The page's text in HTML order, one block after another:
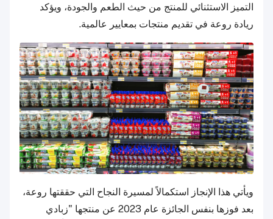
التميز الاستثنائي للمنتج من حيث الطعم والجودة، ويؤكد
ريادة روعة في تقديم منتجات بمعايير عالمية.
ويأتي هذا الإنجاز استكمالاً لمسيرة النجاح التي حققتها روعة،
بعد فوزها بنفس الجائزة عام 2023 عن منتجها "زبادي